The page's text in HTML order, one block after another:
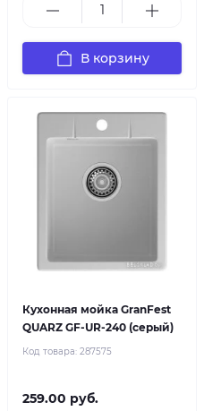
В корзину
Кухонная мойка GranFest
QUARZ GF-UR-240 (серый)
Код товара: 287575
259.00 руб.